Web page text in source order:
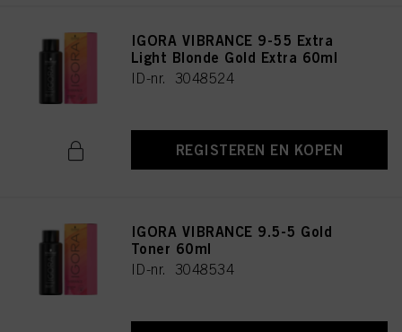
IGORA VIBRANCE 9-55 Extra
Light Blonde Gold Extra 60ml
ID-nr. 3048524
REGISTEREN EN KOPEN
IGORA VIBRANCE 9.5-5 Gold
Toner 60ml
ID-nr. 3048534